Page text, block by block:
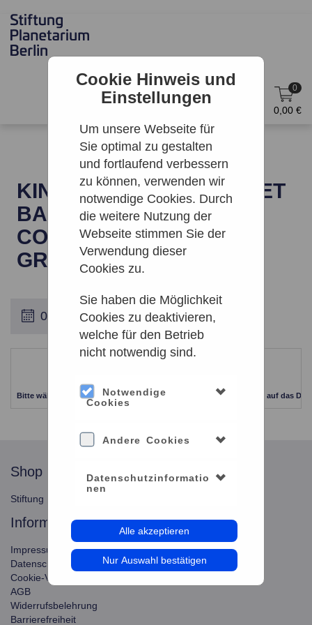
Cookie Hinweis und
Einstellungen
Um unsere Webseite für
Sie optimal zu gestalten
und fortlaufend verbessern
zu können, verwenden wir
notwendige Cookies. Durch
die weitere Nutzung der
Webseite stimmen Sie der
Verwendung dieser
Cookies zu.
Sie haben die Möglichkeit
Cookies zu deaktivieren,
welche für den Betrieb
nicht notwendig sind.
Notwendige
Cookies
Andere Cookies
Datenschutzinformatio
nen
Alle akzeptieren
Nur Auswahl bestätigen
0
0,00 €
KINO: THE BEATLES - GET
BACK: THE ROOFTOP
CONCERT | ZEISS-
GROSSPLANETARIUM
Bitte wählen Sie einen anderen Zeitraum aus. Klicken Sie Bitte dazu auf das
shop
Stiftung Planetarium Berlin
service
information
Impressum
Datenschutz
Cookie-Verwendung
AGB
Widerrufsbelehrung
Barrierefreiheit